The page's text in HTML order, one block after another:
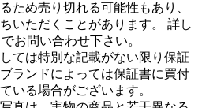
ため売り切れる可能性もあり、
いただくことがあります。 詳し
でお問い合わせ下さい。
ては特別な記載がない限り保証
ランドによっては保証書に買付
いる場合がございます。